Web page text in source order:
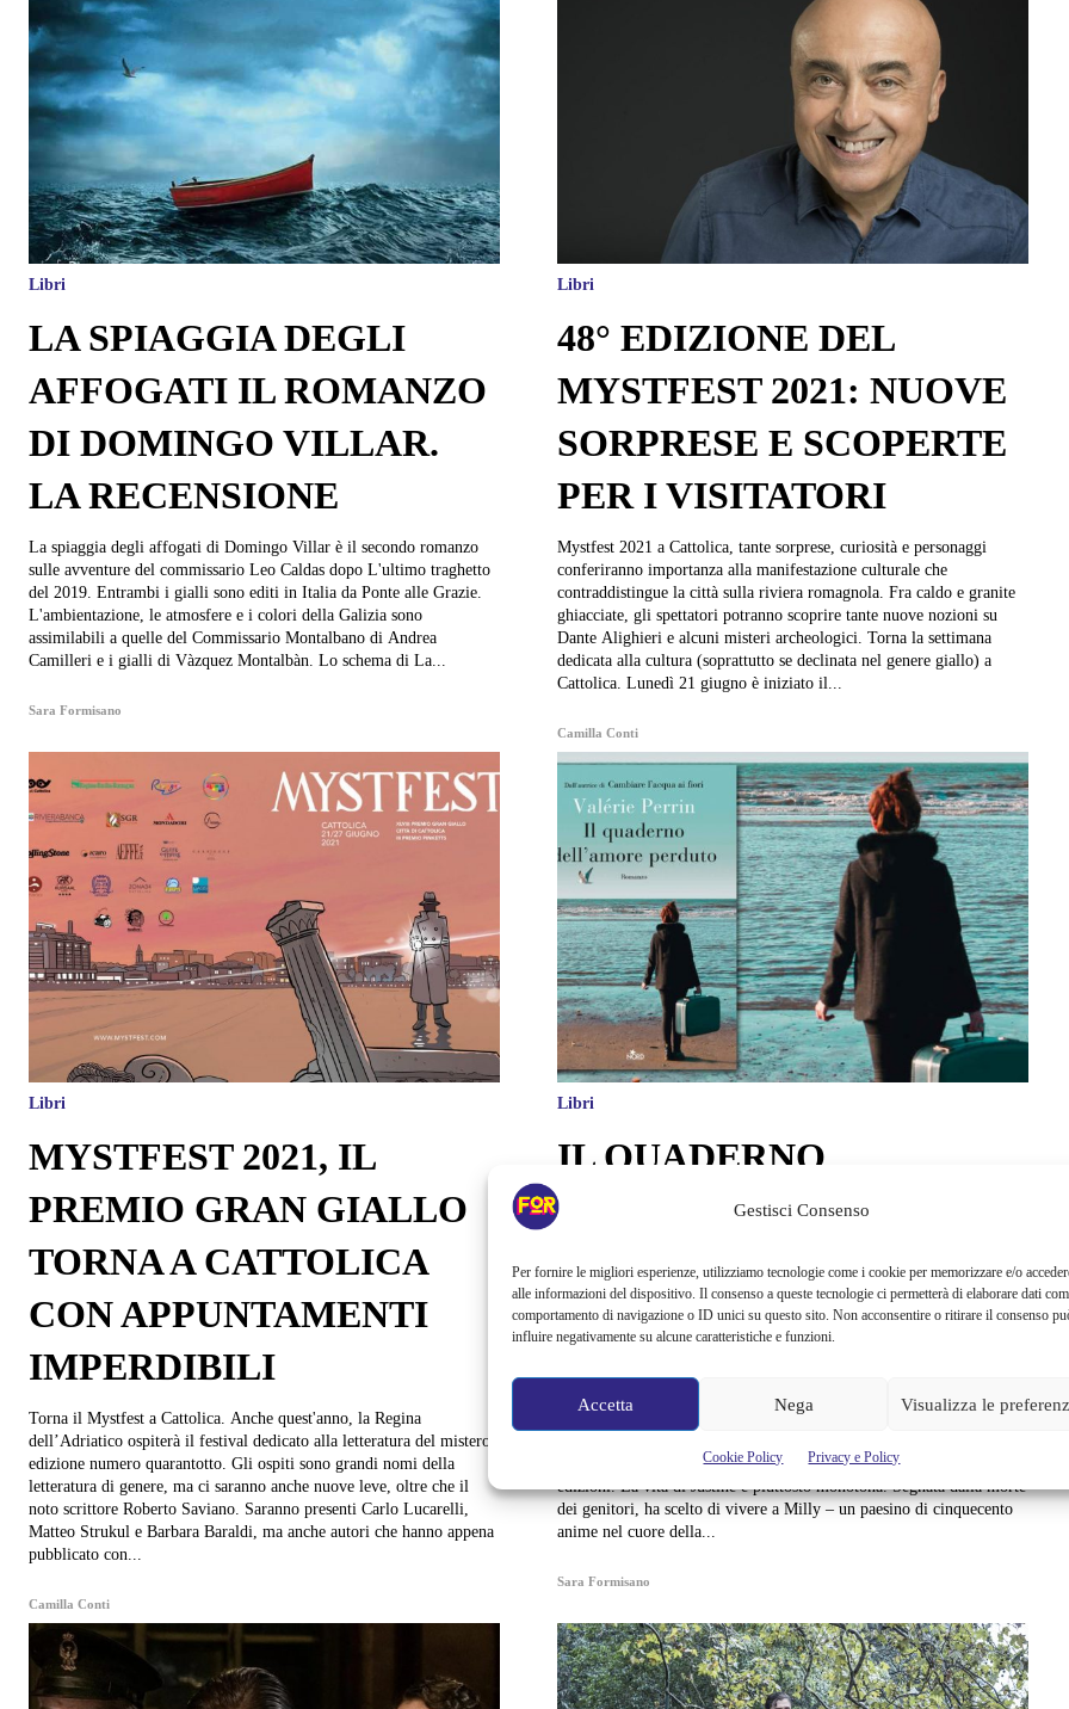
Gestisci Consenso
Per fornire le migliori esperienze, utilizziamo tecnologie come i cookie per memorizzare e/o
alle informazioni del dispositivo. Il consenso a queste tecnologie ci permetterà di elaborare dati
comportamento di navigazione o ID unici su questo sito. Non acconsentire o ritirare il consenso
influire negativamente su alcune caratteristiche e funzioni.
Accetta Nega Visualizza le
Cookie Policy Privacy e Policy
Libri
LA SPIAGGIA DEGLI
AFFOGATI IL ROMANZO
DI DOMINGO VILLAR.
LA RECENSIONE
La spiaggia degli affogati di Domingo Villar è il secondo romanzo
sulle avventure del commissario Leo Caldas dopo L'ultimo traghetto
del 2019. Entrambi i gialli sono editi in Italia da Ponte alle Grazie.
L'ambientazione, le atmosfere e i colori della Galizia sono
assimilabili a quelle del Commissario Montalbano di Andrea
Camilleri e i gialli di Vàzquez Montalbàn. Lo schema di La...
Sara Formisano
Libri
48° EDIZIONE DEL
MYSTFEST 2021: NUOVE
SORPRESE E SCOPERTE
PER I VISITATORI
Mystfest 2021 a Cattolica, tante sorprese, curiosità e personaggi
conferiranno importanza alla manifestazione culturale che
contraddistingue la città sulla riviera romagnola. Fra caldo e granite
ghiacciate, gli spettatori potranno scoprire tante nuove nozioni su
Dante Alighieri e alcuni misteri archeologici. Torna la settimana
dedicata alla cultura (soprattutto se declinata nel genere giallo) a
Cattolica. Lunedì 21 giugno è iniziato il...
Camilla Conti
Libri
MYSTFEST 2021, IL
PREMIO GRAN GIALLO
TORNA A CATTOLICA
CON APPUNTAMENTI
IMPERDIBILI
Torna il Mystfest a Cattolica. Anche quest'anno, la Regina
dell’Adriatico ospiterà il festival dedicato alla letteratura del mistero,
edizione numero quarantotto. Gli ospiti sono grandi nomi della
letteratura di genere, ma ci saranno anche nuove leve, oltre che il
noto scrittore Roberto Saviano. Saranno presenti Carlo Lucarelli,
Matteo Strukul e Barbara Baraldi, ma anche autori che hanno appena
pubblicato con...
Camilla Conti
Libri
IL QUADERNO
DELL’AMORE PERDUTO
DI VALÉRIE PERRIN. IL
ROMANZO D’AMORE
CHE NON TI ASPETTI
Valériè Perrin è tornata recentemente in libreria con il suo nuovo
più è certamente nota per Cambiare l'acqua ai fiori edito con e/o
edizioni. La vita di Justine è piuttosto monotona. Segnata dalla morte
dei genitori, ha scelto di vivere a Milly – un paesino di cinquecento
anime nel cuore della...
Sara Formisano